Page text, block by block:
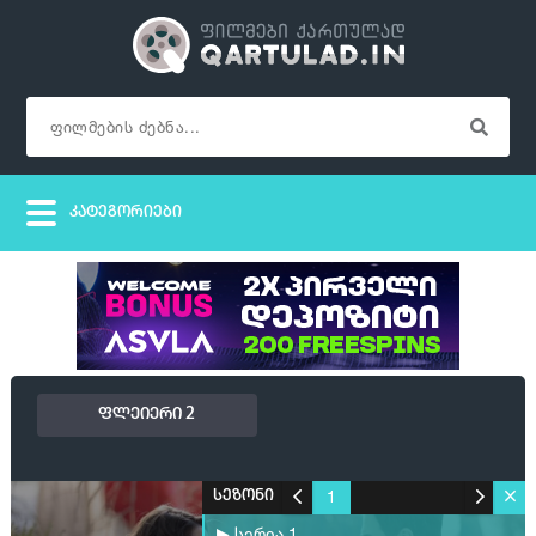
ფლეიერი 2
სეზონი
1